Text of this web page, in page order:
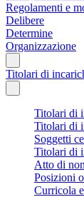
Regolamenti e
Delibere
Determine
Organizzazione
Titolari di
Titolari di
Titolari di
Soggetti
Titolari di
Atto di
Posizioni
Curricola